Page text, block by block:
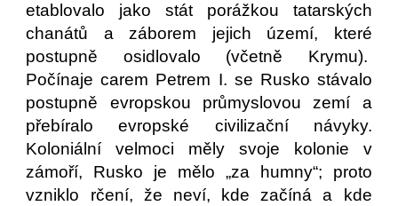
etablovalo jako stát porážkou tatarských
chanátů a záborem jejich území, které
postupně osidlovalo (včetně Krymu).
Počínaje carem Petrem I. se Rusko stávalo
postupně evropskou průmyslovou zemí a
přebíralo evropské civilizační návyky.
Koloniální velmoci měly svoje kolonie v
zámoří, Rusko je mělo „za humny“; proto
vzniklo rčení, že neví, kde začíná a kde